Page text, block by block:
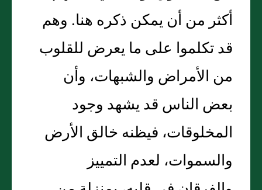
أكثر من أن يمكن ذكره هنا‏.‏ وهم
قد تكلموا على ما يعرض للقلوب
من الأمراض والشبهات، وأن
بعض الناس قد يشهد وجود
المخلوقات، فيظنه خالق الأرض
والسموات، لعدم التمييز